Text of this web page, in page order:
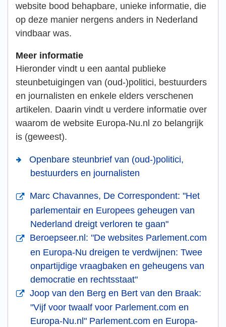
website bood behapbare, unieke informatie, die
op deze manier nergens anders in Nederland
vindbaar was.
Meer informatie
Hieronder vindt u een aantal publieke
steunbetuigingen van (oud-)politici, bestuurders
en journalisten en enkele elders verschenen
artikelen. Daarin vindt u verdere informatie over
waarom de website Europa-Nu.nl zo belangrijk
is (geweest).
Openbare steunbrief van (oud-)politici,
bestuurders en journalisten
Marc Chavannes, De Correspondent: "Het
parlementair en Europees geheugen van
Nederland dreigt verloren te gaan"
Beroepseer.nl: "De websites Parlement.com
en Europa-Nu dreigen te verdwijnen: Twee
onpartijdige vraagbaken en geheugens van
democratie en rechtsstaat"
Joop van den Berg en Bert van den Braak:
"Vijf voor twaalf voor Parlement.com en
Europa-Nu.nl" Parlement.com en Europa-